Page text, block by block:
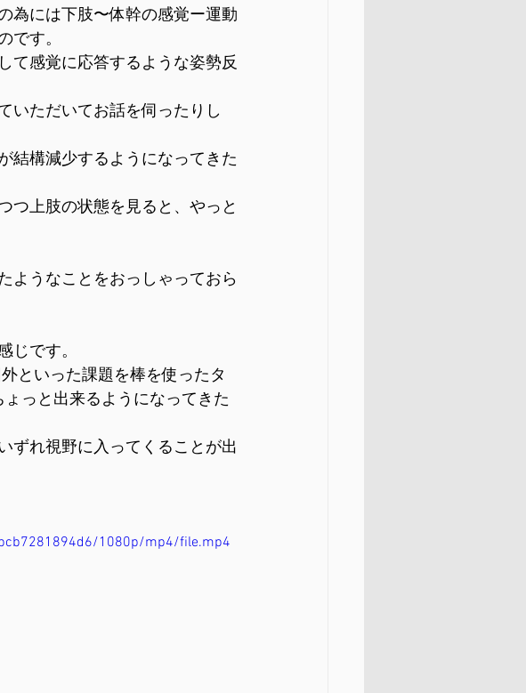
為には下肢〜体幹の感覚ー運動
です。
て感覚に応答するような姿勢反
いただいてお話を伺ったりし
結構減少するようになってきた
つ上肢の状態を見ると、やっと
ようなことをおっしゃっておら
じです。
といった課題を棒を使ったタ
っと出来るようになってきた
ずれ視野に入ってくることが出
1080p/mp4/file.mp4